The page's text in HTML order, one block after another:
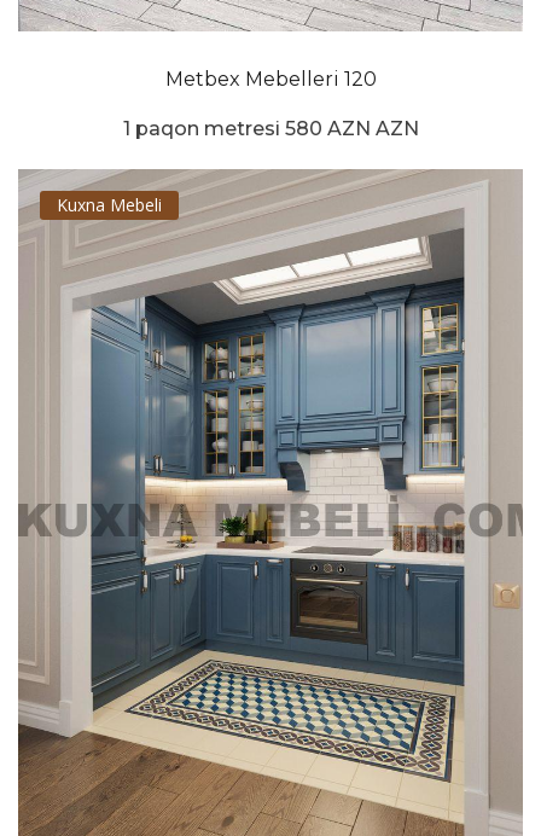
Metbex Mebelleri 120
1 paqon metresi 580 AZN AZN
Kuxna Mebeli